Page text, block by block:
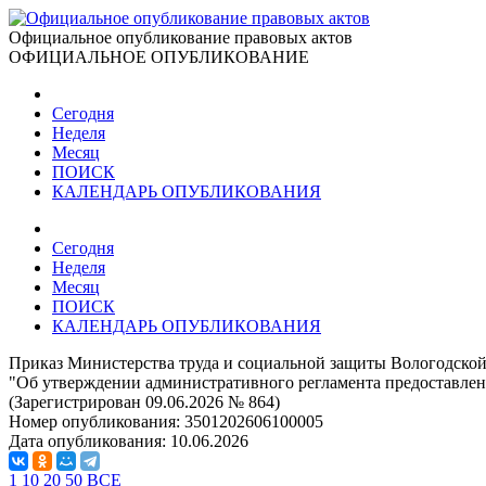
Официальное опубликование правовых актов
ОФИЦИАЛЬНОЕ ОПУБЛИКОВАНИЕ
Сегодня
Неделя
Месяц
ПОИСК
КАЛЕНДАРЬ ОПУБЛИКОВАНИЯ
Сегодня
Неделя
Месяц
ПОИСК
КАЛЕНДАРЬ ОПУБЛИКОВАНИЯ
Приказ Министерства труда и социальной защиты
"Об утверждении административного регламента
(Зарегистрирован 09.06.2026 № 864)
Номер опубликования: 3501202606100005
Дата опубликования: 10.06.2026
1 10 20 50 ВСЕ